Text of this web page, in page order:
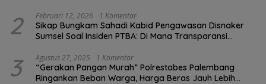
2 Februari 12, 2026 1 Komentar
Sikap Bungkam Sahadi Kabid Pengawasan Disnaker
Sumsel Soal Insiden PTBA: Di Mana Transparansi
3 Agustus 27, 2025 1 Komentar
“Gerakan Pangan Murah” Polrestabes Palembang
Ringankan Beban Warga, Harga Beras Jauh Lebih